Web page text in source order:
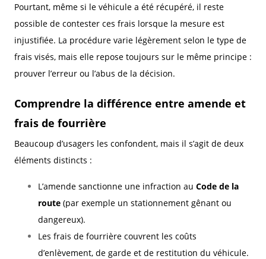
Pourtant, même si le véhicule a été récupéré, il reste
possible de contester ces frais lorsque la mesure est
injustifiée. La procédure varie légèrement selon le type de
frais visés, mais elle repose toujours sur le même principe :
prouver l’erreur ou l’abus de la décision.
Comprendre la différence entre amende et
frais de fourrière
Beaucoup d’usagers les confondent, mais il s’agit de deux
éléments distincts :
L’amende sanctionne une infraction au Code de la
route (par exemple un stationnement gênant ou
dangereux).
Les frais de fourrière couvrent les coûts
d’enlèvement, de garde et de restitution du véhicule.